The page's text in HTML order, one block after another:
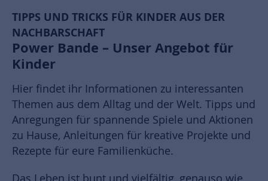
TIPPS UND TRICKS FÜR KINDER AUS DER
NACHBARSCHAFT
Power Bande – Unser Angebot für
Kinder
Hier findet ihr Informationen zu interessanten
Themen aus dem Alltag und der Welt. Tipps und
Anregungen für spannende Spiele und Aktionen
zu Hause, Anleitungen für kreative Projekte und
Rezepte für eure Familienküche.
Das Leben ist bunt und vielfältig, genauso wie